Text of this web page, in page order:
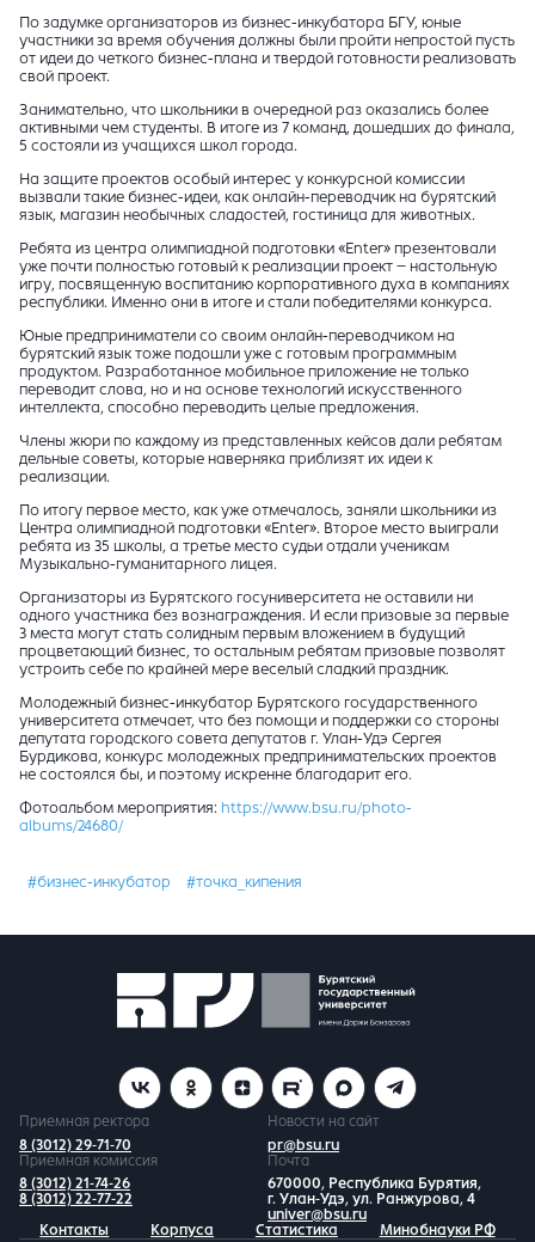
По задумке организаторов из бизнес-инкубатора БГУ, юные
участники за время обучения должны были пройти непростой пусть
от идеи до четкого бизнес-плана и твердой готовности реализовать
свой проект.
Занимательно, что школьники в очередной раз оказались более
активными чем студенты. В итоге из 7 команд, дошедших до финала,
5 состояли из учащихся школ города.
На защите проектов особый интерес у конкурсной комиссии
вызвали такие бизнес-идеи, как онлайн-переводчик на бурятский
язык, магазин необычных сладостей, гостиница для животных.
Ребята из центра олимпиадной подготовки «Enter» презентовали
уже почти полностью готовый к реализации проект – настольную
игру, посвященную воспитанию корпоративного духа в компаниях
республики. Именно они в итоге и стали победителями конкурса.
Юные предприниматели со своим онлайн-переводчиком на
бурятский язык тоже подошли уже с готовым программным
продуктом. Разработанное мобильное приложение не только
переводит слова, но и на основе технологий искусственного
интеллекта, способно переводить целые предложения.
Члены жюри по каждому из представленных кейсов дали ребятам
дельные советы, которые наверняка приблизят их идеи к
реализации.
По итогу первое место, как уже отмечалось, заняли школьники из
Центра олимпиадной подготовки «Enter». Второе место выиграли
ребята из 35 школы, а третье место судьи отдали ученикам
Музыкально-гуманитарного лицея.
Организаторы из Бурятского госуниверситета не оставили ни
одного участника без вознаграждения. И если призовые за первые
3 места могут стать солидным первым вложением в будущий
процветающий бизнес, то остальным ребятам призовые позволят
устроить себе по крайней мере веселый сладкий праздник.
Молодежный бизнес-инкубатор Бурятского государственного
университета отмечает, что без помощи и поддержки со стороны
депутата городского совета депутатов г. Улан-Удэ Сергея
Бурдикова, конкурс молодежных предпринимательских проектов
не состоялся бы, и поэтому искренне благодарит его.
Фотоальбом мероприятия: https://www.bsu.ru/photo-
albums/24680/
#бизнес-инкубатор #точка_кипения
Приемная ректора
8 (3012) 29-71-70
Новости на сайт
pr@bsu.ru
Приемная комиссия
8 (3012) 21-74-26
8 (3012) 22-77-22
Почта
670000, Республика Бурятия,
г. Улан-Удэ, ул. Ранжурова, 4
univer@bsu.ru
Контакты
Корпуса Статистика Минобнауки РФ